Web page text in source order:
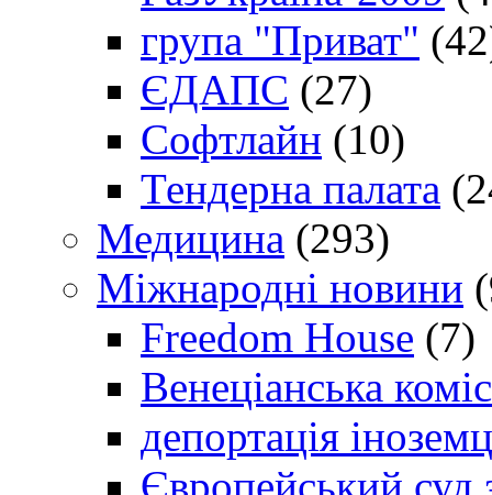
група "Приват"
ЄДАПС (27)
Софтлайн (10)
Тендерна палата
Медицина (293)
Міжнародні новини
Freedom House (7)
Венеціанська
депортація
Європейський